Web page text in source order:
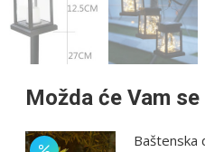
Možda će Vam
Baštenska